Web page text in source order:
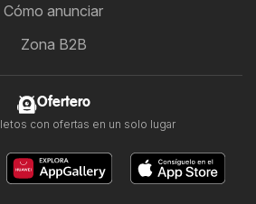
Cómo anunciar
Zona B2B
Ofertero
con ofertas en un solo lugar